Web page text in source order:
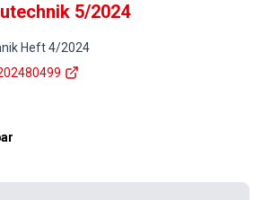
5/2024
Heft4/2024